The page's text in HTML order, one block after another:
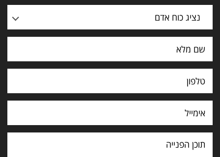
נציג כוח אדם
תוכן
הפנייה